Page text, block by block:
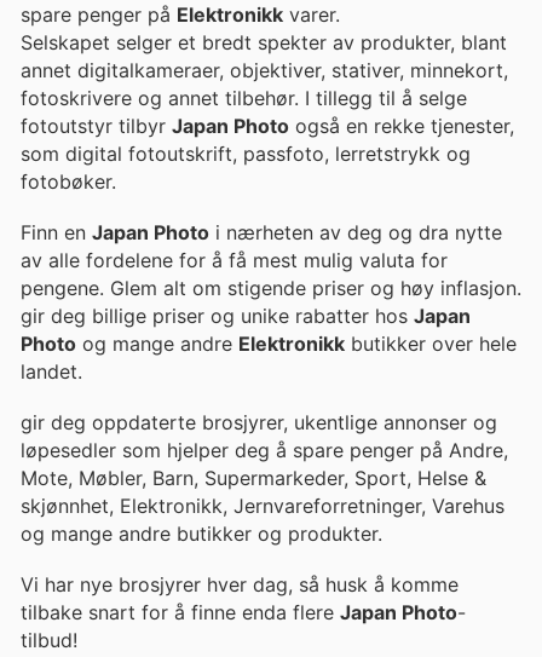
spare penger på Elektronikk varer.
Selskapet selger et bredt spekter av produkter, blant
annet digitalkameraer, objektiver, stativer, minnekort,
fotoskrivere og annet tilbehør. I tillegg til å selge
fotoutstyr tilbyr Japan Photo også en rekke tjenester,
som digital fotoutskrift, passfoto, lerretstrykk og
fotobøker.
Finn en Japan Photo i nærheten av deg og dra nytte
av alle fordelene for å få mest mulig valuta for
pengene. Glem alt om stigende priser og høy inflasjon.
gir deg billige priser og unike rabatter hos Japan
Photo og mange andre Elektronikk butikker over hele
landet.
gir deg oppdaterte brosjyrer, ukentlige annonser og
løpesedler som hjelper deg å spare penger på Andre,
Mote, Møbler, Barn, Supermarkeder, Sport, Helse &
skjønnhet, Elektronikk, Jernvareforretninger, Varehus
og mange andre butikker og produkter.
Vi har nye brosjyrer hver dag, så husk å komme
tilbake snart for å finne enda flere Japan Photo-
tilbud!